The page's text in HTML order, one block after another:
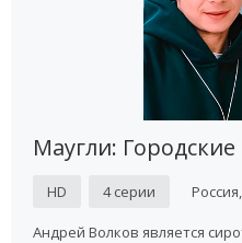
Маугли:
HD 4 серии
Андрей Волков является